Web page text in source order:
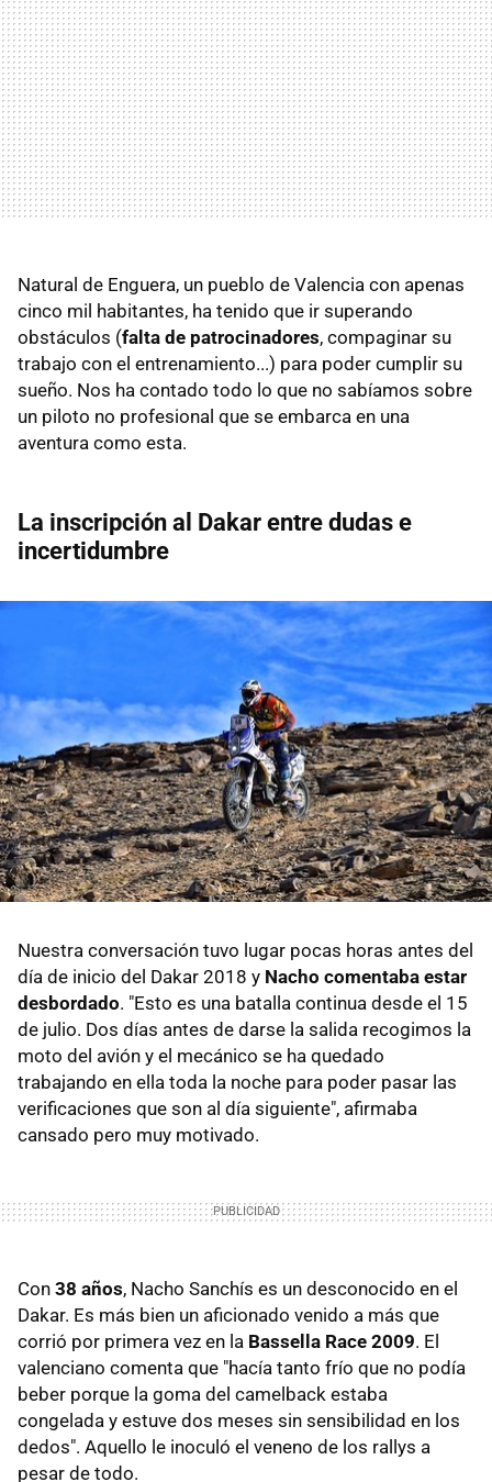
Natural de Enguera, un pueblo de Valencia con apenas
cinco mil habitantes, ha tenido que ir superando
obstáculos (falta de patrocinadores, compaginar su
trabajo con el entrenamiento...) para poder cumplir su
sueño. Nos ha contado todo lo que no sabíamos sobre
un piloto no profesional que se embarca en una
aventura como esta.
La inscripción al Dakar entre dudas e
incertidumbre
Nuestra conversación tuvo lugar pocas horas antes del
día de inicio del Dakar 2018 y Nacho comentaba estar
desbordado. "Esto es una batalla continua desde el 15
de julio. Dos días antes de darse la salida recogimos la
moto del avión y el mecánico se ha quedado
trabajando en ella toda la noche para poder pasar las
verificaciones que son al día siguiente", afirmaba
cansado pero muy motivado.
Con 38 años, Nacho Sanchís es un desconocido en el
Dakar. Es más bien un aficionado venido a más que
corrió por primera vez en la Bassella Race 2009. El
valenciano comenta que "hacía tanto frío que no podía
beber porque la goma del camelback estaba
congelada y estuve dos meses sin sensibilidad en los
dedos". Aquello le inoculó el veneno de los rallys a
pesar de todo.